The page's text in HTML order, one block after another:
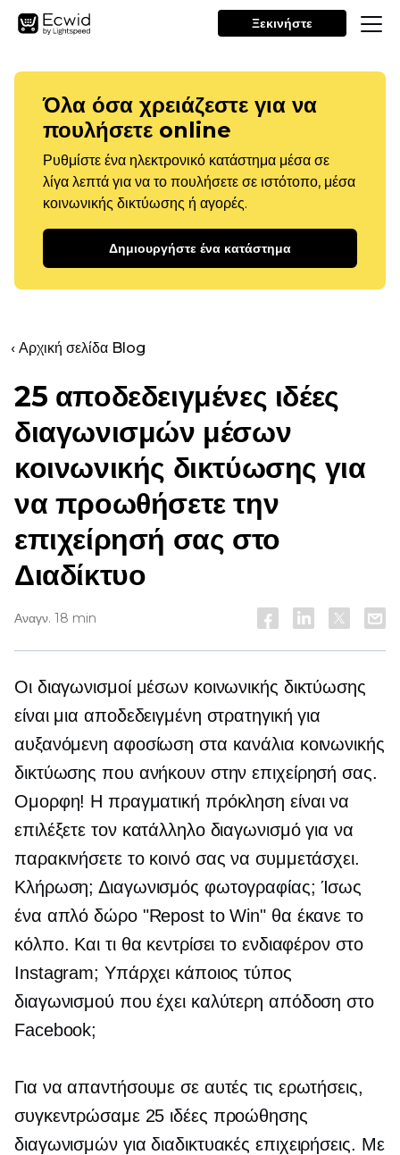
Ξεκινήστε
Όλα όσα χρειάζεστε για να
πουλήσετε online
Ρυθμίστε ένα ηλεκτρονικό κατάστημα μέσα σε
λίγα λεπτά για να το πουλήσετε σε ιστότοπο, μέσα
κοινωνικής δικτύωσης ή αγορές.
Δημιουργήστε ένα κατάστημα
‹ Αρχική σελίδα Blog
25 αποδεδειγμένες ιδέες
διαγωνισμών μέσων
κοινωνικής δικτύωσης για
να προωθήσετε την
επιχείρησή σας στο
Διαδίκτυο
Αναγν. 18 min
Οι διαγωνισμοί μέσων κοινωνικής δικτύωσης
είναι μια αποδεδειγμένη στρατηγική για
αυξανόμενη αφοσίωση στα κανάλια κοινωνικής
δικτύωσης που ανήκουν στην επιχείρησή σας.
Ομορφη! Η πραγματική πρόκληση είναι να
επιλέξετε τον κατάλληλο διαγωνισμό για να
παρακινήσετε το κοινό σας να συμμετάσχει.
Κλήρωση; Διαγωνισμός φωτογραφίας; Ίσως
ένα απλό δώρο "Repost to Win" θα έκανε το
κόλπο. Και τι θα κεντρίσει το ενδιαφέρον στο
Instagram; Υπάρχει κάποιος τύπος
διαγωνισμού που έχει καλύτερη απόδοση στο
Facebook;
Για να απαντήσουμε σε αυτές τις ερωτήσεις,
συγκεντρώσαμε 25 ιδέες προώθησης
διαγωνισμών για διαδικτυακές επιχειρήσεις. Με